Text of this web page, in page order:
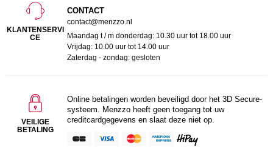
KLANTENSERVI
CE
CONTACT
contact@menzzo.nl
Maandag t / m donderdag: 10.30 uur tot 18.00 uur
Vrijdag: 10.00 uur tot 14.00 uur
Zaterdag - zondag: gesloten
VEILIGE
BETALING
Online betalingen worden beveiligd door het 3D Secure-
systeem. Menzzo heeft geen toegang tot uw
creditcardgegevens en slaat deze niet op.